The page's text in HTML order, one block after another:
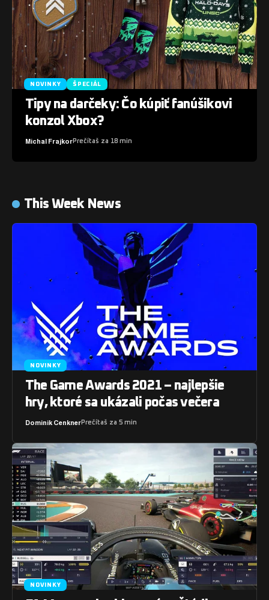
NOVINKY ŠPECIÁL
Tipy na darčeky: Čo kúpiť fanúšikovi
konzol Xbox?
Michal FrajkorPrečítaš za 18 min
This Week News
NOVINKY
The Game Awards 2021 – najlepšie
hry, ktoré sa ukázali počas večera
Dominik CenknerPrečítaš za 5 min
NOVINKY